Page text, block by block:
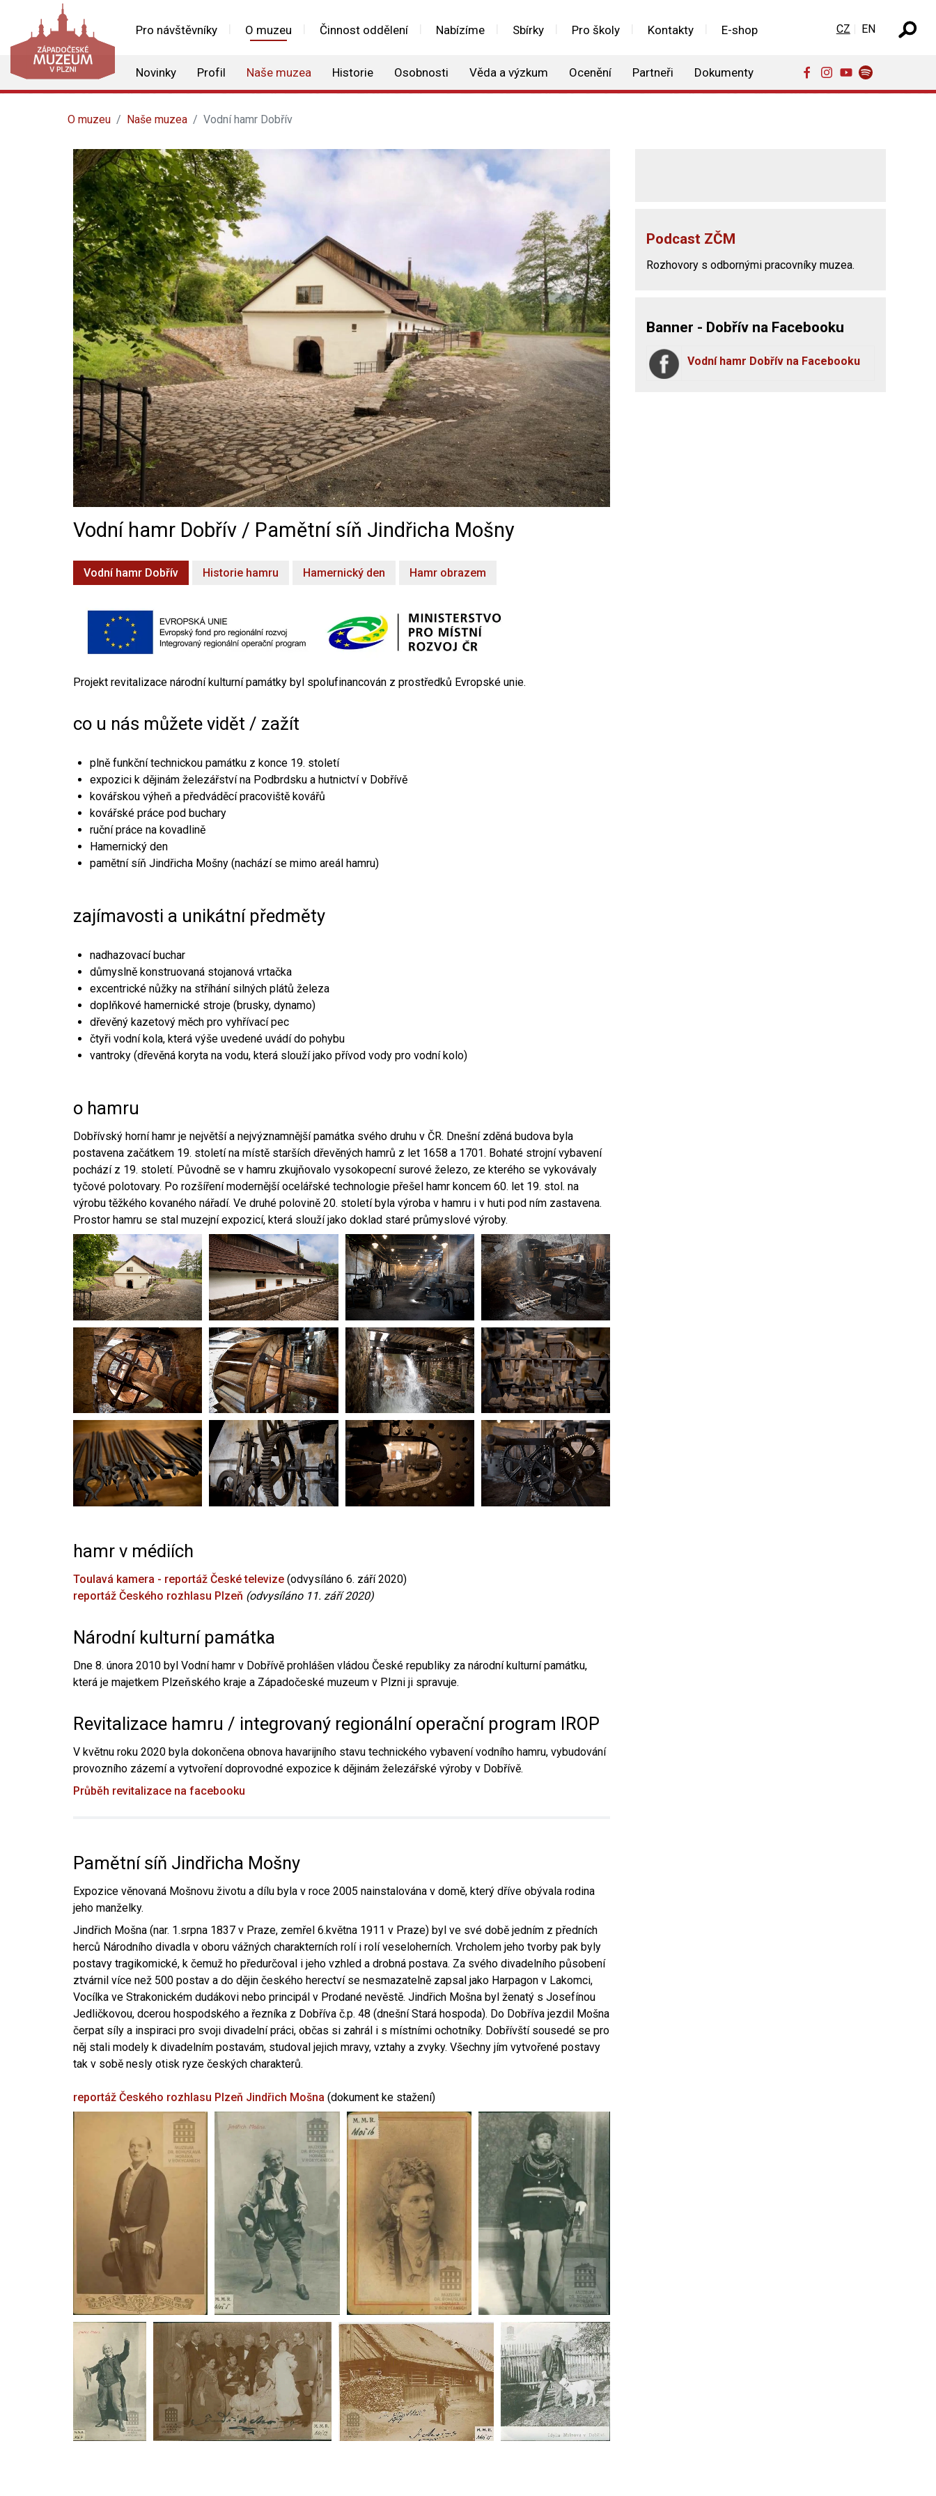
Pro návštěvníky O muzeu Činnost oddělení Nabízíme Sbírky Pro školy Kontakty E-shop
Novinky Profil Naše muzea Historie Osobnosti Věda a výzkum Ocenění Partneři Dokumenty
Zvolte jazyk
CZ EN
O muzeu Naše muzea Vodní hamr Dobřív
Vodní hamr Dobřív / Pamětní síň Jindřicha Mošny
Vodní hamr Dobřív Historie hamru Hamernický den Hamr obrazem
Projekt revitalizace národní kulturní památky byl spolufinancován z prostředků Evropské unie.
co u nás můžete vidět / zažít
plně funkční technickou památku z konce 19. století
expozici k dějinám železářství na Podbrdsku a hutnictví v Dobřívě
kovářskou výheň a předváděcí pracoviště kovářů
kovářské práce pod buchary
ruční práce na kovadlině
Hamernický den
pamětní síň Jindřicha Mošny (nachází se mimo areál hamru)
zajímavosti a unikátní předměty
nadhazovací buchar
důmyslně konstruovaná stojanová vrtačka
excentrické nůžky na stříhání silných plátů železa
doplňkové hamernické stroje (brusky, dynamo)
dřevěný kazetový měch pro vyhřívací pec
čtyři vodní kola, která výše uvedené uvádí do pohybu
vantroky (dřevěná koryta na vodu, která slouží jako přívod vody pro vodní kolo)
o hamru
Dobřívský horní hamr je největší a nejvýznamnější památka svého druhu v ČR. Dnešní zděná budova byla
postavena začátkem 19. století na místě starších dřevěných hamrů z let 1658 a 1701. Bohaté strojní vybavení
pochází z 19. století. Původně se v hamru zkujňovalo vysokopecní surové železo, ze kterého se vykovávaly
tyčové polotovary. Po rozšíření modernější ocelářské technologie přešel hamr koncem 60. let 19. stol. na
výrobu těžkého kovaného nářadí. Ve druhé polovině 20. století byla výroba v hamru i v huti pod ním zastavena.
Prostor hamru se stal muzejní expozicí, která slouží jako doklad staré průmyslové výroby.
hamr v médiích
Toulavá kamera - reportáž České televize (odvysíláno 6. září 2020)
reportáž Českého rozhlasu Plzeň (odvysíláno 11. září 2020)
Národní kulturní památka
Dne 8. února 2010 byl Vodní hamr v Dobřívě prohlášen vládou České republiky za národní kulturní památku,
která je majetkem Plzeňského kraje a Západočeské muzeum v Plzni ji spravuje.
Revitalizace hamru / integrovaný regionální operační program IROP
V květnu roku 2020 byla dokončena obnova havarijního stavu technického vybavení vodního hamru, vybudování
provozního zázemí a vytvoření doprovodné expozice k dějinám železářské výroby v Dobřívě.
Průběh revitalizace na facebooku
Pamětní síň Jindřicha Mošny
Expozice věnovaná Mošnovu životu a dílu byla v roce 2005 nainstalována v domě, který dříve obývala rodina
jeho manželky.
Jindřich Mošna (nar. 1.srpna 1837 v Praze, zemřel 6.května 1911 v Praze) byl ve své době jedním z předních
herců Národního divadla v oboru vážných charakterních rolí i rolí veseloherních. Vrcholem jeho tvorby pak byly
postavy tragikomické, k čemuž ho předurčoval i jeho vzhled a drobná postava. Za svého divadelního působení
ztvárnil více než 500 postav a do dějin českého herectví se nesmazatelně zapsal jako Harpagon v Lakomci,
Vocílka ve Strakonickém dudákovi nebo principál v Prodané nevěstě. Jindřich Mošna byl ženatý s Josefínou
Jedličkovou, dcerou hospodského a řezníka z Dobříva č.p. 48 (dnešní Stará hospoda). Do Dobříva jezdil Mošna
čerpat síly a inspiraci pro svoji divadelní práci, občas si zahrál i s místními ochotníky. Dobřívští sousedé se pro
něj stali modely k divadelním postavám, studoval jejich mravy, vztahy a zvyky. Všechny jím vytvořené postavy
tak v sobě nesly otisk ryze českých charakterů.
reportáž Českého rozhlasu Plzeň Jindřich Mošna (dokument ke stažení)
Podcast ZČM
Rozhovory s odbornými pracovníky muzea.
Banner - Dobřív na Facebooku
Vodní hamr Dobřív na Facebooku